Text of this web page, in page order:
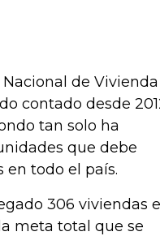
de Vivienda
contado desde
tan solo ha
que debe
todo el país.
306 viviendas
meta total que se